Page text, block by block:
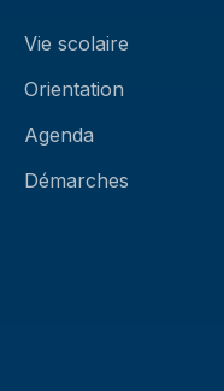
Vie scolaire
Orientation
Agenda
Démarches